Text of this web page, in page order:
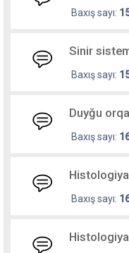
Baxış sayı:
Sinir
Baxış sayı:
Duyğu
Baxış sayı:
Baxış sayı: